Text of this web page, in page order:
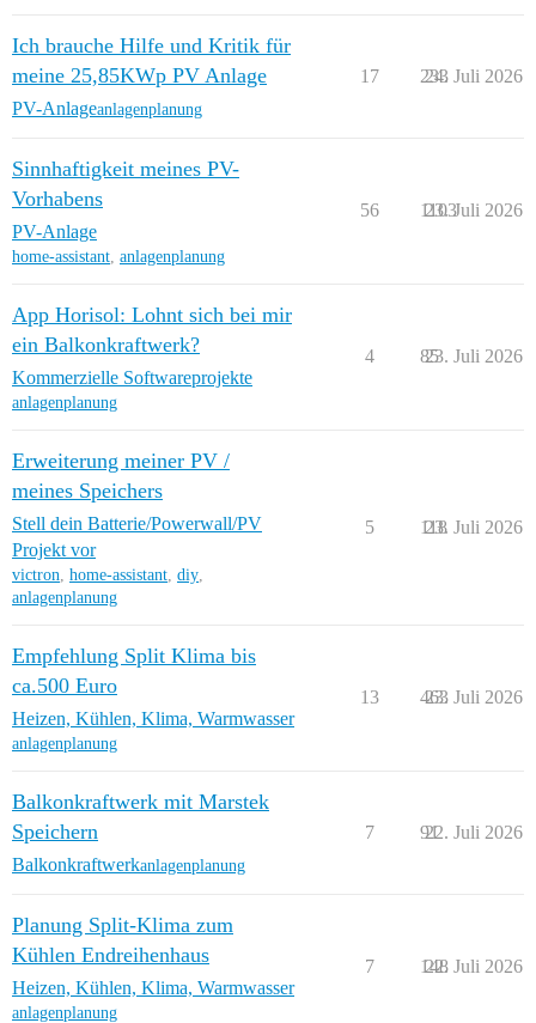
Ich brauche Hilfe und Kritik für
meine 25,85KWp PV Anlage
PV-Anlageanlagenplanung
17 233
24. Juli 2026
Sinnhaftigkeit meines PV-
Vorhabens
PV-Anlage
home-assistant, anlagenplanung
56 1103
23. Juli 2026
App Horisol: Lohnt sich bei mir
ein Balkonkraftwerk?
Kommerzielle Softwareprojekte
anlagenplanung
4 85
23. Juli 2026
Erweiterung meiner PV /
meines Speichers
Stell dein Batterie/Powerwall/PV
Projekt vor
victron, home-assistant, diy,
anlagenplanung
5 118
23. Juli 2026
Empfehlung Split Klima bis
ca.500 Euro
Heizen, Kühlen, Klima, Warmwasser
anlagenplanung
13 463
23. Juli 2026
Balkonkraftwerk mit Marstek
Speichern
Balkonkraftwerkanlagenplanung
7 91
22. Juli 2026
Planung Split-Klima zum
Kühlen Endreihenhaus
Heizen, Kühlen, Klima, Warmwasser
anlagenplanung
7 148
22. Juli 2026